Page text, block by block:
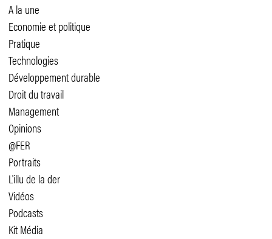
A la une
Economie et politique
Pratique
Technologies
Développement durable
Droit du travail
Management
Opinions
@FER
Portraits
L'illu de la der
Vidéos
Podcasts
Kit Média